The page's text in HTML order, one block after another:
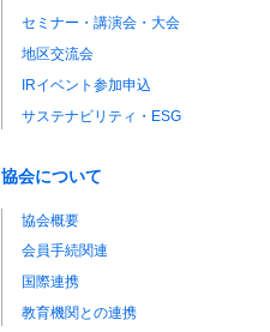
セミナー・講演会・大会
地区交流会
IRイベント参加申込
サステナビリティ・ESG
協会について
協会概要
会員手続関連
国際連携
教育機関との連携